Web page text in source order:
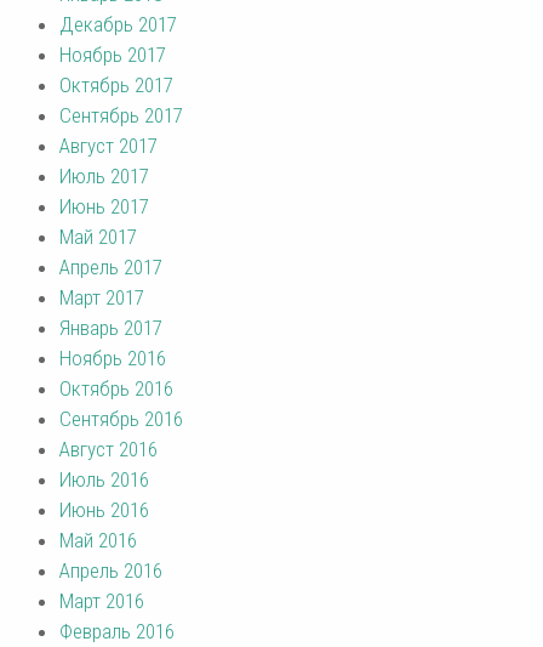
Декабрь 2017
Ноябрь 2017
Октябрь 2017
Сентябрь 2017
Август 2017
Июль 2017
Июнь 2017
Май 2017
Апрель 2017
Март 2017
Январь 2017
Ноябрь 2016
Октябрь 2016
Сентябрь 2016
Август 2016
Июль 2016
Июнь 2016
Май 2016
Апрель 2016
Март 2016
Февраль 2016